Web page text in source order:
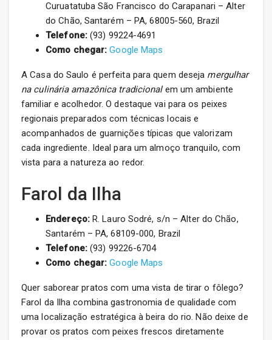
Curuatatuba São Francisco do Carapanari – Alter
do Chão, Santarém – PA, 68005-560, Brazil
Telefone:(93) 99224-4691
Como chegar: Google Maps
A Casa do Saulo é perfeita para quem deseja mergulhar
na culinária amazônica tradicionalem um ambiente
familiar e acolhedor. O destaque vai para os peixes
regionais preparados com técnicas locais e
acompanhados de guarnições típicas que valorizam
cada ingrediente. Ideal para um almoço tranquilo, com
vista para a natureza ao redor.
Farol da Ilha
Endereço:R. Lauro Sodré, s/n – Alter do Chão,
Santarém – PA, 68109-000, Brazil
Telefone:(93) 99226-6704
Como chegar: Google Maps
Quer saborear pratos com uma vista de tirar o fôlego?
Farol da Ilha combina gastronomia de qualidade com
uma localização estratégica à beira do rio. Não deixe de
provar os pratos com peixes frescos diretamente